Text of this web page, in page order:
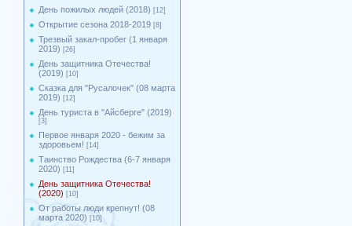
День пожилых людей (2018) [12]
Открытие сезона 2018-2019 [8]
Трезвый закал-пробег (1 января
2019) [26]
День защитника Отечества!
(2019) [10]
Сказка для "Русалочек" (08 марта
2019) [12]
День туриста в "Айсберге" (2019)
[3]
Первое января 2020 - бежим за
здоровьем! [14]
Таинство Рождества (6-7 января
2020) [11]
День защитника Отечества!
(2020) [10]
От работы люди крепнут! (08
марта 2020) [10]